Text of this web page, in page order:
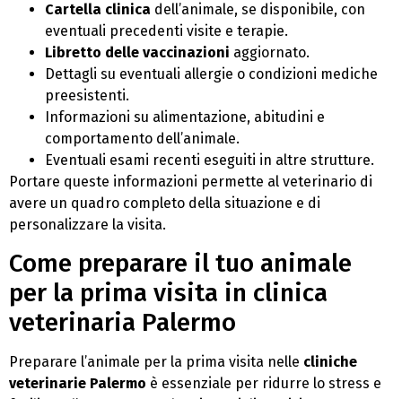
Cartella clinica dell’animale, se disponibile, con
eventuali precedenti visite e terapie.
Libretto delle vaccinazioni aggiornato.
Dettagli su eventuali allergie o condizioni mediche
preesistenti.
Informazioni su alimentazione, abitudini e
comportamento dell’animale.
Eventuali esami recenti eseguiti in altre strutture.
Portare queste informazioni permette al veterinario di
avere un quadro completo della situazione e di
personalizzare la visita.
Come preparare il tuo animale
per la prima visita in clinica
veterinaria Palermo
Preparare l’animale per la prima visita nelle cliniche
veterinarie Palermo è essenziale per ridurre lo stress e